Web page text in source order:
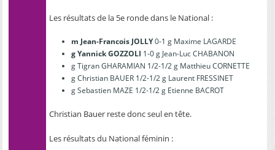
Les résultats de la 5e ronde dans le National :
m Jean-Francois JOLLY0-1 g Maxime LAGARDE
g Yannick GOZZOLI 1-0 g Jean-Luc CHABANON
g Tigran GHARAMIAN 1/2-1/2 g Matthieu CORNETTE
g Christian BAUER 1/2-1/2 g Laurent FRESSINET
g Sebastien MAZE 1/2-1/2 g Etienne BACROT
Christian Bauer reste donc seul en tête.
Les résultats du National féminin :